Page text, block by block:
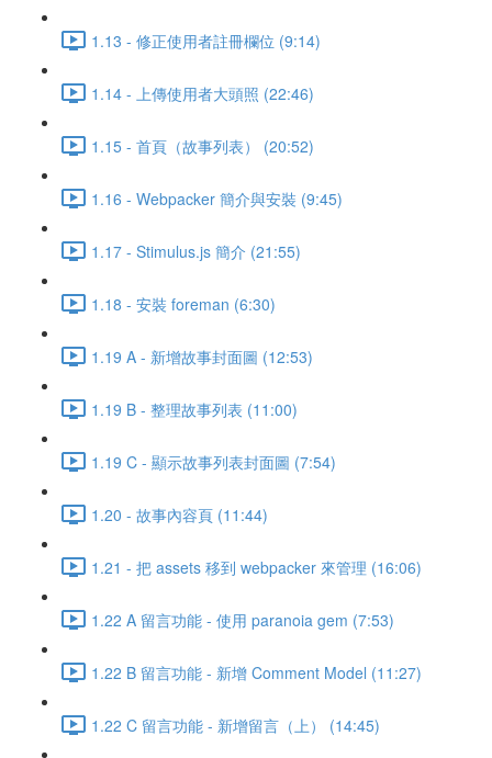
1.13 - 修正使用者註冊欄位 (9:14)
1.14 - 上傳使用者大頭照 (22:46)
1.15 - 首頁（故事列表） (20:52)
1.16 - Webpacker 簡介與安裝 (9:45)
1.17 - Stimulus.js 簡介 (21:55)
1.18 - 安裝 foreman (6:30)
1.19 A - 新增故事封面圖 (12:53)
1.19 B - 整理故事列表 (11:00)
1.19 C - 顯示故事列表封面圖 (7:54)
1.20 - 故事內容頁 (11:44)
1.21 - 把 assets 移到 webpacker 來管理 (16:06)
1.22 A 留言功能 - 使用 paranoia gem (7:53)
1.22 B 留言功能 - 新增 Comment Model (11:27)
1.22 C 留言功能 - 新增留言（上） (14:45)